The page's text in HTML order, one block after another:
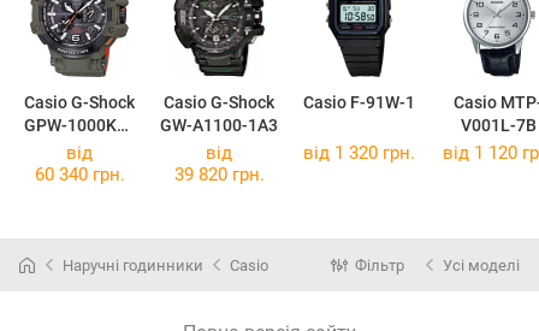
Casio G-Shock
GPW-1000KH-
3A
Casio G-Shock
GW-A1100-1A3
Casio F-91W-1
Casio
V001L-7B
від
60 340 грн.
від
39 820 грн.
від 1 320 грн. від 1 120
Наручні годинники Casio Фільтр Усі моделі